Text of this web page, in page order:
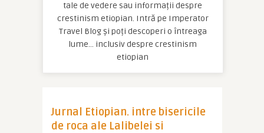
tale de vedere sau informații despre
crestinism etiopian. Intră pe Imperator
Travel Blog și poți descoperi o întreaga
lume… inclusiv despre crestinism
etiopian
Jurnal Etiopian. intre bisericile
de roca ale Lalibelei si